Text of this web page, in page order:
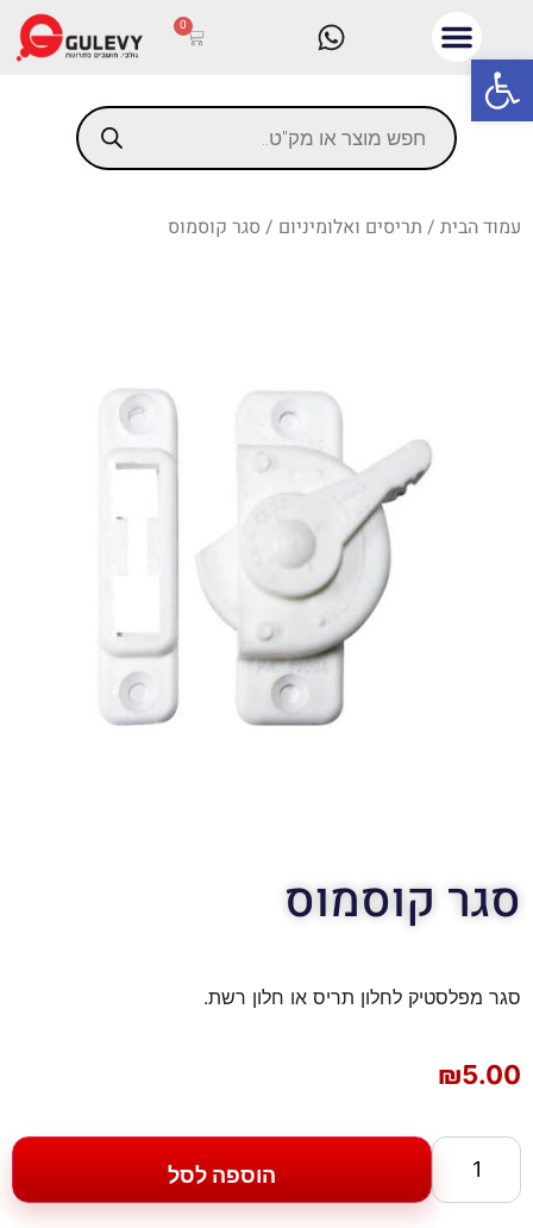
פתח סרגל נגישות
0
עמוד הבית / תריסים ואלומיניום / סגר קוסמוס
סגר קוסמוס
סגר מפלסטיק לחלון תריס או חלון רשת.
₪5.00
הוספה לסל